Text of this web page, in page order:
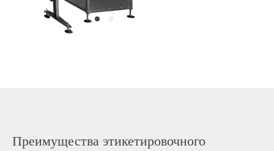
Преимущества этикетировочного